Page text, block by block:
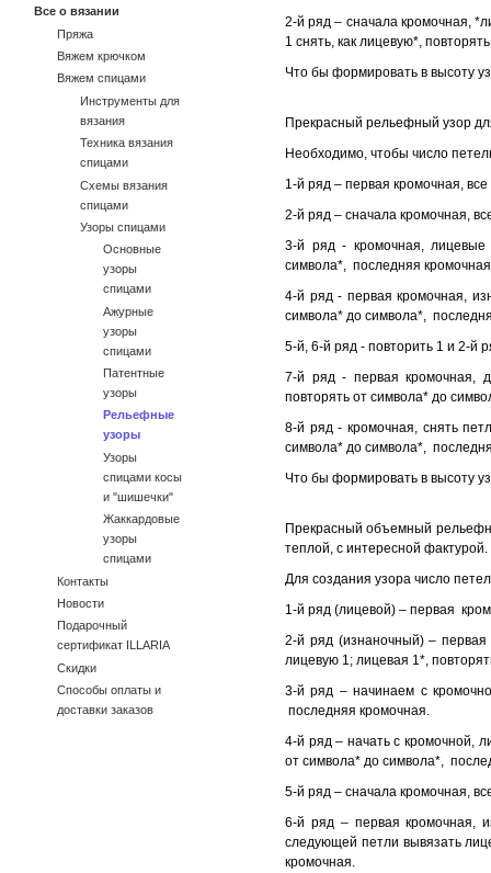
Все о вязании
Пряжа
Вяжем крючком
Вяжем спицами
Инструменты для
вязания
Техника вязания
спицами
Схемы вязания
спицами
Узоры спицами
Основные
узоры
спицами
Ажурные
узоры
спицами
Патентные
узоры
Рельефные
узоры
Узоры
спицами косы
и "шишечки"
Жаккардовые
узоры
спицами
Контакты
Новости
Подарочный
сертификат ILLARIA
Скидки
Способы оплаты и
доставки заказов
2-й ряд – сначала кромочная,
1 снять, как лицевую*,
Что бы формировать в высоту
Прекрасный рельефный узор
Необходимо, чтобы число
1-й ряд – первая кромочная,
2-й ряд – сначала кромочная,
3-й ряд - кромочная, лицевые
символа*, последняя
4-й ряд - первая кромочная,
символа* до символа*,
5-й, 6-й ряд - повторить 1 и 2-й
7-й ряд - первая кромочная,
повторять от символа* до
8-й ряд - кромочная, снять
символа* до символа*,
Что бы формировать в высоту
Прекрасный объемный
теплой, с интересной фактурой.
Для создания узора число
1-й ряд (лицевой) – первая
2-й ряд (изнаночный) –
лицевую 1; лицевая 1*,
3-й ряд – начинаем с
последняя кромочная.
4-й ряд – начать с кромочной,
от символа* до символа*,
5-й ряд – сначала кромочная,
6-й ряд – первая кромочная,
следующей петли вывязать
кромочная.